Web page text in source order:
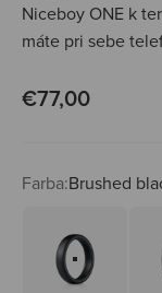
Niceboy ONE k
máte pri sebe
Predajná cena
€77,00
Farba:Brushed
Brushed